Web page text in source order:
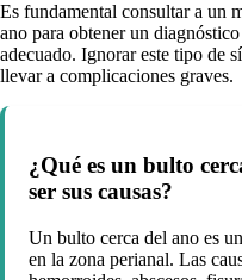
Es fundamental consultar a un
ano para obtener un
adecuado. Ignorar este tipo de
llevar a complicaciones graves.
¿Qué es un bulto
ser sus causas?
Un bulto cerca del ano es
en la zona perianal. Las